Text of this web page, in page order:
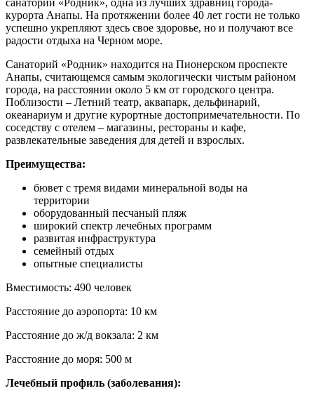
санаторий «Родник», одна из лучших здравниц города-
курорта Анапы. На протяжении более 40 лет гости не только
успешно укрепляют здесь свое здоровье, но и получают все
радости отдыха на Черном море.
Санаторий «Родник» находится на Пионерском проспекте
Анапы, считающемся самым экологически чистым районом
города, на расстоянии около 5 км от городского центра.
Поблизости – Летний театр, аквапарк, дельфинарий,
океанариум и другие курортные достопримечательности. По
соседству с отелем – магазины, рестораны и кафе,
развлекательные заведения для детей и взрослых.
Преимущества:
бювет с тремя видами минеральной воды на
территории
оборудованный песчаный пляж
широкий спектр лечебных программ
развитая инфраструктура
семейный отдых
опытные специалисты
Вместимость: 490 человек
Расстояние до аэропорта: 10 км
Расстояние до ж/д вокзала: 2 км
Расстояние до моря: 500 м
Лечебный профиль (заболевания):